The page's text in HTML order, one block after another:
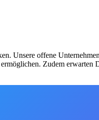
Unsere offene
Zudem erwarten